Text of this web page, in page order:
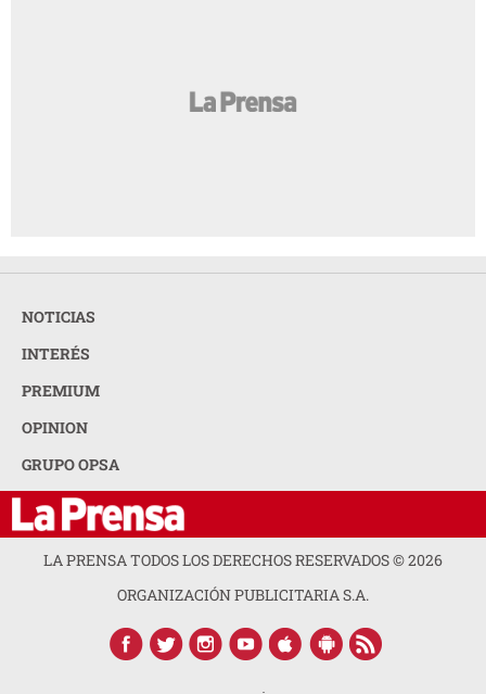
NOTICIAS
INTERÉS
PREMIUM
OPINION
GRUPO OPSA
LA PRENSA TODOS LOS DERECHOS RESERVADOS ©2026
ORGANIZACIÓN PUBLICITARIA S.A.